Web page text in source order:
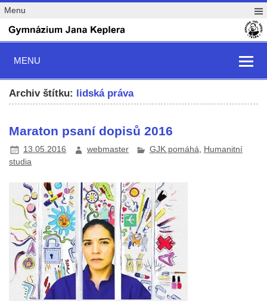
Menu
MENU
Archiv štítku: lidská práva
Maraton psaní dopisů 2016
13.05.2016 webmaster GJK pomáhá, Humanitní
studia